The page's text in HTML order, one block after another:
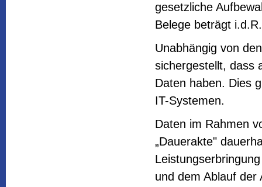
gesetzliche
Belege beträgt
Unabhängig von
sichergestellt, dass
Daten haben. Dies
IT-Systemen.
Daten im Rahmen
„Dauerakte"
und dem Ablauf der